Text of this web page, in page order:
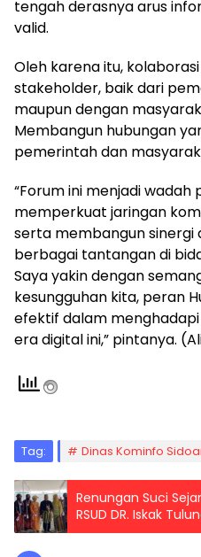
tengah derasnya arus
valid.
Oleh karena itu,
stakeholder, baik dari
maupun dengan
Membangun hubungan
pemerintah dan
“Forum ini menjadi wadah
memperkuat jaringan
serta membangun sinergi
berbagai tantangan di
Saya yakin dengan
kesungguhan kita, peran
efektif dalam
era digital ini,” pintanya.
Tag: Dinas Kominfo
Renungan Suci
RSUD DR. Iskak
Kebahagiaan